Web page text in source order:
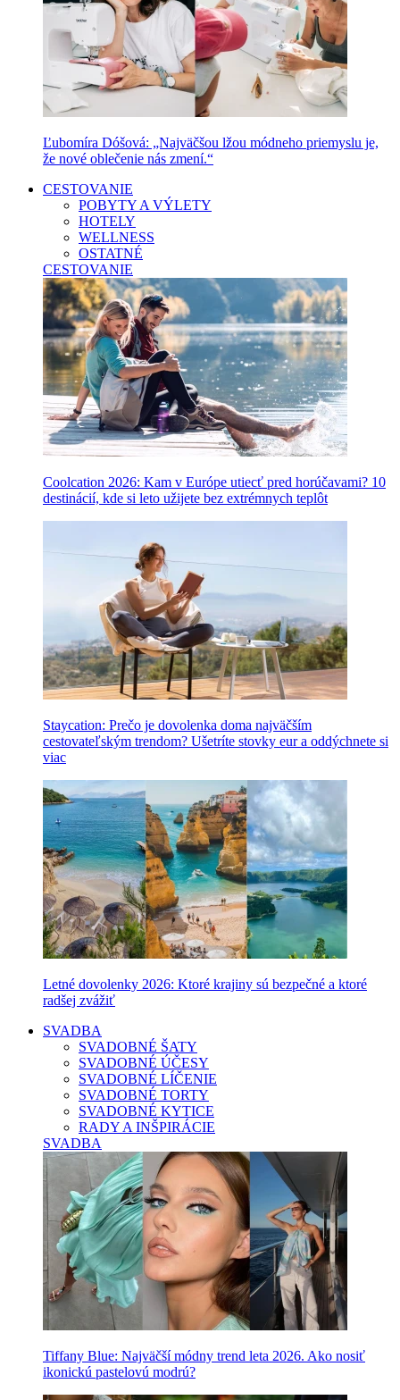
Ľubomíra Dóšová: „Najväčšou lžou módneho priemyslu je,
že nové oblečenie nás zmení.“
CESTOVANIE
POBYTY A VÝLETY
HOTELY
WELLNESS
OSTATNÉ
CESTOVANIE
Coolcation 2026: Kam v Európe utiecť pred horúčavami? 10
destinácií, kde si leto užijete bez extrémnych teplôt
Staycation: Prečo je dovolenka doma najväčším
cestovateľským trendom? Ušetríte stovky eur a oddýchnete si
viac
Letné dovolenky 2026: Ktoré krajiny sú bezpečné a ktoré
radšej zvážiť
SVADBA
SVADOBNÉ ŠATY
SVADOBNÉ ÚČESY
SVADOBNÉ LÍČENIE
SVADOBNÉ TORTY
SVADOBNÉ KYTICE
RADY A INŠPIRÁCIE
SVADBA
Tiffany Blue: Najväčší módny trend leta 2026. Ako nosiť
ikonickú pastelovú modrú?